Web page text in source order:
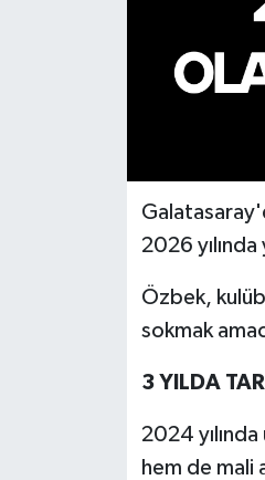
2026
Özbek,
sokmak
3 YILDA
2024
hem de mali